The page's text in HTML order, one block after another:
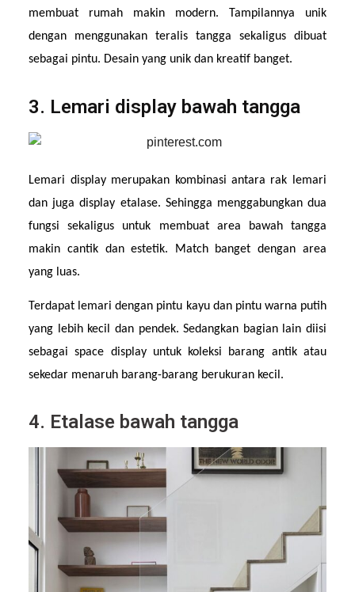
membuat rumah makin modern. Tampilannya unik
dengan menggunakan teralis tangga sekaligus dibuat
sebagai pintu. Desain yang unik dan kreatif banget.
3. Lemari display bawah tangga
Lemari display merupakan kombinasi antara rak lemari
dan juga display etalase. Sehingga menggabungkan dua
fungsi sekaligus untuk membuat area bawah tangga
makin cantik dan estetik. Match banget dengan area
yang luas.
Terdapat lemari dengan pintu kayu dan pintu warna putih
yang lebih kecil dan pendek. Sedangkan bagian lain diisi
sebagai space display untuk koleksi barang antik atau
sekedar menaruh barang-barang berukuran kecil.
4. Etalase bawah tangga